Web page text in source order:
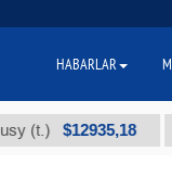
$12935,18 Az
HABARLAR